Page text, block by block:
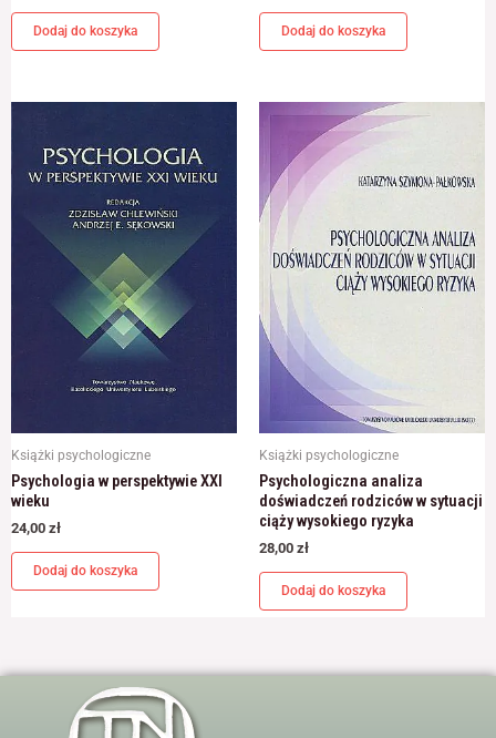
Dodaj do koszyka Dodaj do koszyka
Książki psychologiczne
Psychologia w perspektywie XXI
wieku
24,00 zł
Dodaj do koszyka
Książki psychologiczne
Psychologiczna analiza
doświadczeń rodziców w sytuacji
ciąży wysokiego ryzyka
28,00 zł
Dodaj do koszyka